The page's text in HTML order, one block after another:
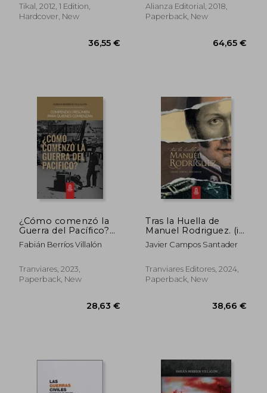
Tikal, 2012, 1 Edition,
Hardcover, New
Alianza Editorial, 2018,
Paperback, New
¿Cómo comenzó la
Guerra del Pacífico?
(in Spanish)
Fabián Berríos Villalón
Tranviares, 2023,
Paperback, New
Tras la Huella de
Manuel Rodriguez. (in
Spanish)
Javier Campos Santader
Tranviares Editores, 2024,
Paperback, New